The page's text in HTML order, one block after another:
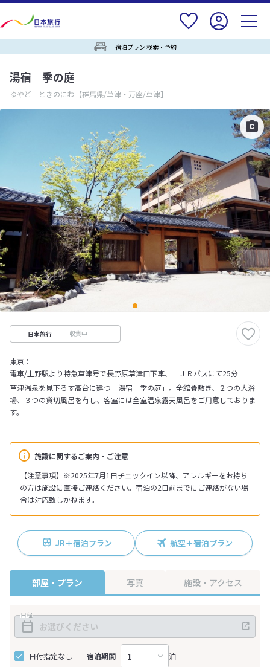
宿泊プラン 検索・予約
湯宿 季の庭
ゆやど ときのにわ 【群馬県/草津・万座/草津】
日本旅行 収集中
東京：
電車/上野駅より特急草津号で長野原草津口下車、 ＪＲバスにて25分
施設に関するご案内・ご注意
【注意事項】※2025年7月1日チェックイン以降、アレルギーをお持ち
の方は施設に直接ご連絡ください。宿泊の2日前までにご連絡がない場
合は対応致しかねます。
草津温泉を見下ろす高台に建つ「湯宿 季の庭」。全館畳敷き、２つの大浴
場、３つの貸切風呂を有し、客室には全室温泉露天風呂をご用意しておりま
す。
JR＋宿泊プラン 航空＋宿泊プラン
部屋・プラン 写真 施設・アクセス
日程
日付指定なし 宿泊期間 泊